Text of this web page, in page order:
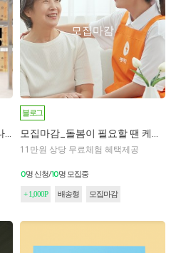
모집마감
블로그
11만원 상당 무료체험 혜택제공
0명 신청/10명 모집중
+ 1,000P 배송형 모집마감